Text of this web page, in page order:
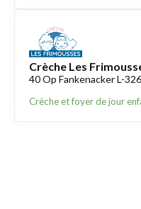
Crèche Les
40 Op Fankenacker L-
Crèche et foyer de jour